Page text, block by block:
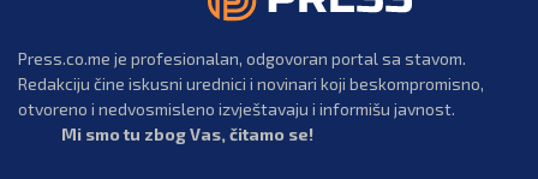
Press.co.me je profesionalan, odgovoran portal sa stavom.
Redakciju čine iskusni urednici i novinari koji beskompromisno,
otvoreno i nedvosmisleno izvještavaju i informišu javnost.
Mi smo tu zbog Vas, čitamo se!